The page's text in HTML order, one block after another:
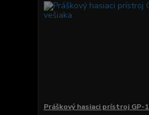
Práškový hasiaci prístroj GP-